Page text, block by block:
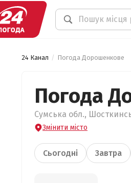
24 Канал Погода Дорошенкове
Погода
Сумська обл.,
Змінити місто
Сьогодні Завтра